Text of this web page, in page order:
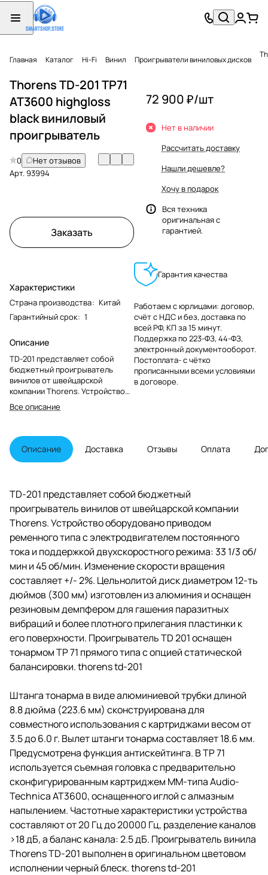
Главная Каталог Hi-Fi Винил Проигрыватели виниловых дисков
Thorens TD-201 TP71
AT3600 highgloss
black виниловый
проигрыватель
0
Нет отзывов
Арт.93994
Заказать
Характеристики
Страна производства: Китай
Гарантийный срок: 1
Описание
TD-201 представляет собой
бюджетный проигрыватель
винилов от швейцарской
компании Thorens. Устройство
оборудовано приводом
ременного типа с
постоянного тока и поддержкой
двухскоростного режима: 33 1/3
об/мин и 45 об/мин. Изменение
диаметром 12-ть дюймов (300
мм) изготовлен из алюминия и
оснащен резиновым демпфером
для гашения паразитных
вибраций и более плотного
прилегания пластинки к его
поверхности. Проигрыватель TD
201 оснащен тонармом TP 71
прямого типа с опцией
статической балансировки.
thorens td-201
Все описание
72 900 ₽/шт
Нет в наличии
Рассчитать доставку
Нашли дешевле?
Хочу в подарок
Вся техника
оригинальная с
гарантией.
Гарантия качества
Работаем с юрлицами: договор,
счёт с НДС и без, доставка по
всей РФ, КП за 15 минут.
Поддержка по 223-ФЗ, 44-ФЗ,
электронный документооборот.
Постоплата- с чётко
прописанными всеми условиями
в договоре.
Описание Доставка Отзывы Оплата
TD-201 представляет собой бюджетный
проигрыватель винилов от швейцарской компании
Thorens. Устройство оборудовано приводом
ременного типа с электродвигателем постоянного
тока и поддержкой двухскоростного режима: 33 1/3 об/
мин и 45 об/мин. Изменение скорости вращения
составляет +/- 2%. Цельнолитой диск диаметром 12-ть
дюймов (300 мм) изготовлен из алюминия и оснащен
резиновым демпфером для гашения паразитных
вибраций и более плотного прилегания пластинки к
его поверхности. Проигрыватель TD 201 оснащен
тонармом TP 71 прямого типа с опцией статической
балансировки. thorens td-201
Штанга тонарма в виде алюминиевой трубки длиной
8.8 дюйма (223.6 мм) сконструирована для
совместного использования с картриджами весом от
3.5 до 6.0 г. Вылет штанги тонарма составляет 18.6 мм.
Предусмотрена функция антискейтинга. В TP 71
используется съемная головка с предварительно
сконфигурированным картриджем ММ-типа Audio-
Technica AT3600, оснащенного иглой с алмазным
напылением. Частотные характеристики устройства
составляют от 20 Гц до 20000 Гц, разделение каналов
>18 дБ, а баланс канала: 2.5 дБ. Проигрыватель винила
Thorens TD-201 выполнен в оригинальном цветовом
исполнении черный блеск. thorens td-201